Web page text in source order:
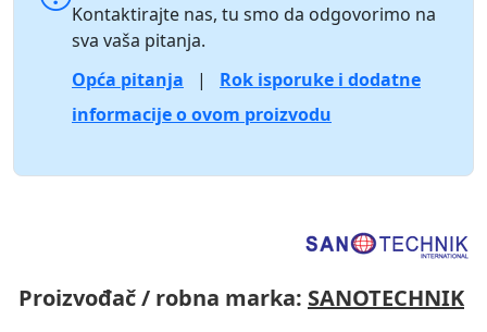
Kontaktirajte nas, tu smo da odgovorimo na
sva vaša pitanja.
Opća pitanja
|
Rok isporuke i dodatne
informacije o ovom proizvodu
Proizvođač / robna marka: SANOTECHNIK